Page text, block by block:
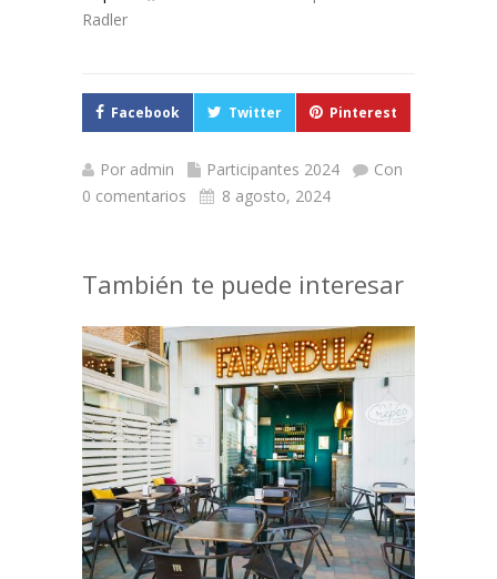
Radler
Facebook Twitter Pinterest
Por admin Participantes 2024
Con
0 comentarios
8 agosto, 2024
También te puede interesar